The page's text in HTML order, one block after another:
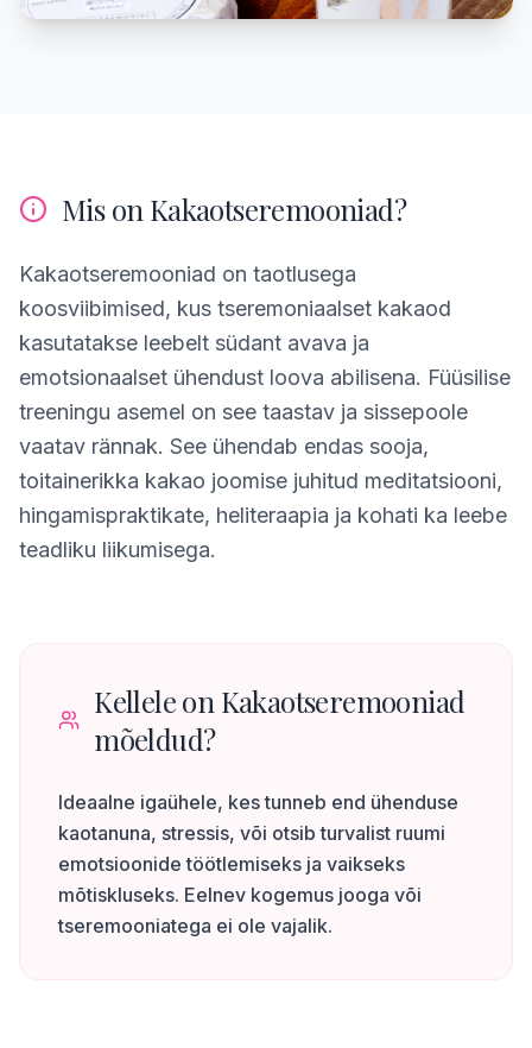
Mis on Kakaotseremooniad?
Kakaotseremooniad on taotlusega
koosviibimised, kus tseremoniaalset kakaod
kasutatakse leebelt südant avava ja
emotsionaalset ühendust loova abilisena. Füüsilise
treeningu asemel on see taastav ja sissepoole
vaatav rännak. See ühendab endas sooja,
toitainerikka kakao joomise juhitud meditatsiooni,
hingamispraktikate, heliteraapia ja kohati ka leebe
teadliku liikumisega.
Kellele on Kakaotseremooniad
mõeldud?
Ideaalne igaühele, kes tunneb end ühenduse
kaotanuna, stressis, või otsib turvalist ruumi
emotsioonide töötlemiseks ja vaikseks
mõtiskluseks. Eelnev kogemus jooga või
tseremooniatega ei ole vajalik.